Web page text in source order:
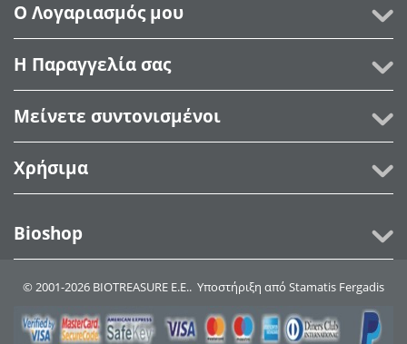
Ο Λογαριασμός μου
Η Παραγγελία σας
Μείνετε συντονισμένοι
Χρήσιμα
Bioshop
© 2001-2026 BIOTREASURE Ε.Ε.. Υποστήριξη από Stamatis Fergadis